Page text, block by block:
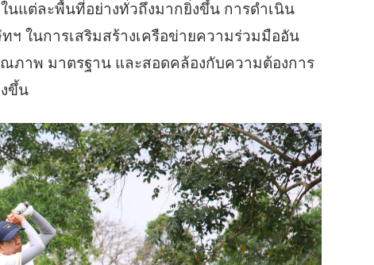
แต่ละพื้นที่อย่างทั่วถึงมากยิ่งขึ้น การดำเนิน
ในการเสริมสร้างเครือข่ายความร่วมมืออัน
ภาพ มาตรฐาน และสอดคล้องกับความต้องการ
ขึ้น